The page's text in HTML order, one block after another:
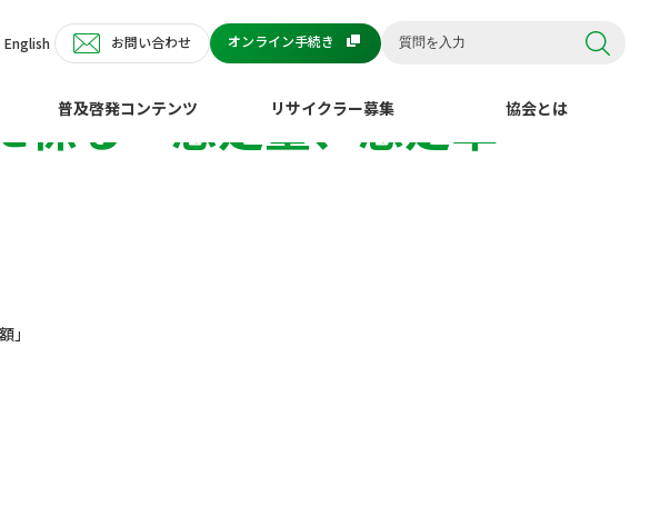
English お問い合わせ オンライン手続き
普及啓発コンテンツ リサイクラー募集 協会とは
係る「想定量、想定単
」